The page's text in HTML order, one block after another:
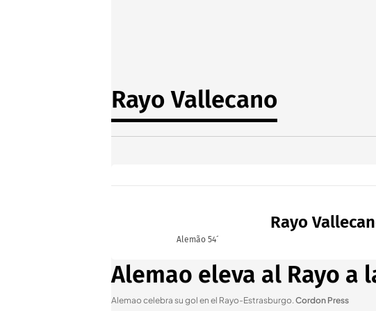
Rayo Vallecano
Rayo
Alemão 54´
Alemao eleva al Rayo a
Alemao celebra su gol en el Rayo-Estrasburgo.Cordon Press